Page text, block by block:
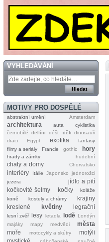
VYHLEDÁVÁNÍ
MOTIVY PRO DOSPĚLÉ
abstraktní umění Amsterdam
architektura auta
cyklistika
černobílé
delfíni déšť děti dinosauři
draci
Egypt exotika
fantasy
filmy a seriály
Francie gothic hory
hrady a zámky hudební
chaty a domy Chorvatsko
interiéry Itálie Japonsko
jednorožci
jezera
jídlo a pití
kočkovité šelmy
kočky
koláže
koně
kostely a chrámy
krajiny
kreslené
květiny legrační
lesní zvěř lesy letadla lodě Londýn
majáky
mapy medvědi
města
moře
motocykly a skútry
motýli